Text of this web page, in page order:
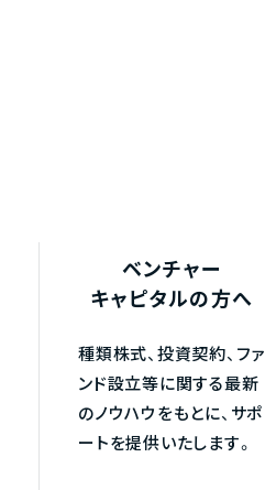
ベンチャー
キャピタルの方へ
種類株式、投資契約、ファ
ンド設立等に関する最新
のノウハウをもとに、サポ
ートを提供いたします。